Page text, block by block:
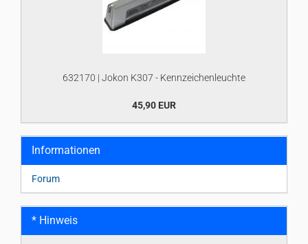
632170 | Jokon K307 - Kennzeichenleuchte
45,90 EUR
Informationen
Forum
* Hinweis